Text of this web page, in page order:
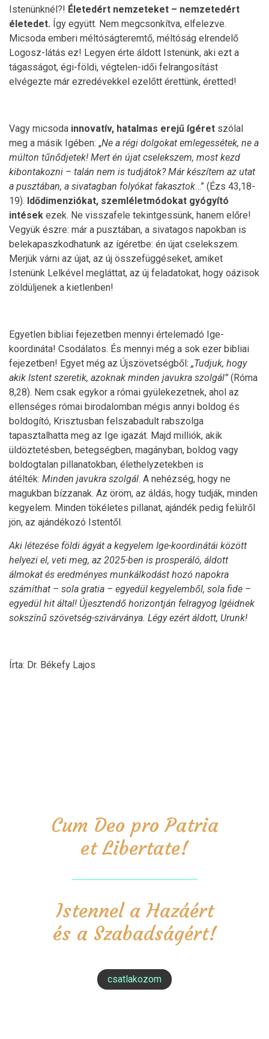
Istenünknél?! Életedért nemzeteket – nemzetedért
életedet. Így együtt. Nem megcsonkítva, elfelezve.
Micsoda emberi méltóságteremtő, méltóság elrendelő
Logosz-látás ez! Legyen érte áldott Istenünk, aki ezt a
tágasságot, égi-földi, végtelen-idői felrangosítást
elvégezte már ezredévekkel ezelőtt érettünk, éretted!
Vagy micsoda innovatív, hatalmas erejű ígéret szólal
meg a másik Igében: „Ne a régi dolgokat emlegessétek, ne a
múlton tűnődjetek! Mert én újat cselekszem, most kezd
kibontakozni – talán nem is tudjátok? Már készítem az utat
a pusztában, a sivatagban folyókat fakasztok…” (Ézs 43,18-
19). Idődimenziókat, szemléletmódokat gyógyító
intések ezek. Ne visszafele tekintgessünk, hanem előre!
Vegyük észre: már a pusztában, a sivatagos napokban is
belekapaszkodhatunk az ígéretbe: én újat cselekszem.
Merjük várni az újat, az új összefüggéseket, amiket
Istenünk Lelkével megláttat, az új feladatokat, hogy oázisok
zöldüljenek a kietlenben!
Egyetlen bibliai fejezetben mennyi értelemadó Ige-
koordináta! Csodálatos. És mennyi még a sok ezer bibliai
fejezetben! Egyet még az Újszövetségből: „Tudjuk, hogy
akik Istent szeretik, azoknak minden javukra szolgál” (Róma
8,28). Nem csak egykor a római gyülekezetnek, ahol az
ellenséges római birodalomban mégis annyi boldog és
boldogító, Krisztusban felszabadult rabszolga
tapasztalhatta meg az Ige igazát. Majd milliók, akik
üldöztetésben, betegségben, magányban, boldog vagy
boldogtalan pillanatokban, élethelyzetekben is
átélték: Minden javukra szolgál. A nehézség, hogy ne
magukban bízzanak. Az öröm, az áldás, hogy tudják, minden
kegyelem. Minden tökéletes pillanat, ajándék pedig felülről
jön, az ajándékozó Istentől.
Aki létezése földi ágyát a kegyelem Ige-koordinátái között
helyezi el, veti meg, az 2025-ben is prosperáló, áldott
álmokat és eredményes munkálkodást hozó napokra
számíthat – sola gratia – egyedül kegyelemből, sola fide –
egyedül hit által! Újesztendő horizontján felragyog Igéidnek
sokszínű szövetség-szivárványa. Légy ezért áldott, Urunk!
Írta: Dr. Békefy Lajos
Cum Deo pro Patria
et Libertate!
Istennel a Hazáért
és a Szabadságért!
csatlakozom